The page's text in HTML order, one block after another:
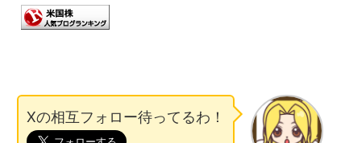
Xの相互フォロー待ってるわ！